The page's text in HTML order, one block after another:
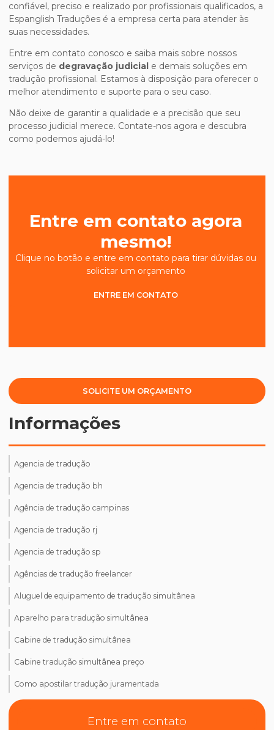
confiável, preciso e realizado por profissionais qualificados, a
Espanglish Traduções é a empresa certa para atender às
suas necessidades.
Entre em contato conosco e saiba mais sobre nossos
serviços de degravação judicial e demais soluções em
tradução profissional. Estamos à disposição para oferecer o
melhor atendimento e suporte para o seu caso.
Não deixe de garantir a qualidade e a precisão que seu
processo judicial merece. Contate-nos agora e descubra
como podemos ajudá-lo!
Entre em contato agora
mesmo!
Clique no botão e entre em contato para tirar dúvidas ou
solicitar um orçamento
ENTRE EM CONTATO
SOLICITE UM ORÇAMENTO
Informações
Agencia de tradução
Agencia de tradução bh
Agência de tradução campinas
Agencia de tradução rj
Agencia de tradução sp
Agências de tradução freelancer
Aluguel de equipamento de tradução simultânea
Aparelho para tradução simultânea
Cabine de tradução simultânea
Cabine tradução simultânea preço
Como apostilar tradução juramentada
Como ativar tradução simultânea no teams
Como ativar tradução simultânea no zoom
Entre em contato